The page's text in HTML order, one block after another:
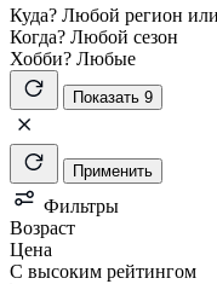
Куда? Любой регион
Когда? Любой сезон
Хобби? Любые
Показать 9
Применить
Фильтры
Возраст
Цена
С высоким рейтингом